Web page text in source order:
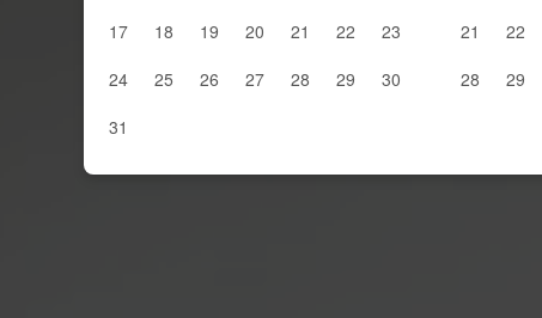
17
18 19 20 21 22
23
24
25 26 27 28 29
30
31
21
22
28
29